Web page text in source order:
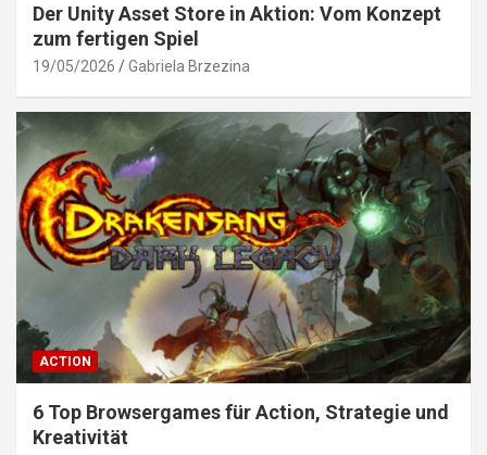
Der Unity Asset Store in Aktion: Vom Konzept
zum fertigen Spiel
19/05/2026 Gabriela Brzezina
ACTION
6 Top Browsergames für Action, Strategie und
Kreativität